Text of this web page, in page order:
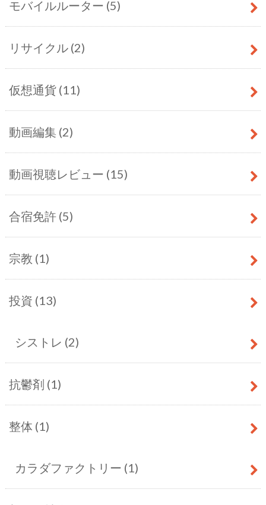
モバイルルーター (5)
リサイクル (2)
仮想通貨 (11)
動画編集 (2)
動画視聴レビュー (15)
合宿免許 (5)
宗教 (1)
投資 (13)
シストレ (2)
抗鬱剤 (1)
整体 (1)
カラダファクトリー (1)